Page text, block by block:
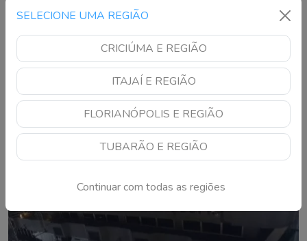
SELECIONE UMA REGIÃO
CRICIÚMA E REGIÃO
ITAJAÍ E REGIÃO
FLORIANÓPOLIS E REGIÃO
TUBARÃO E REGIÃO
Continuar com todas as regiões
ambiental, sustentabilidade e participação da comunidade